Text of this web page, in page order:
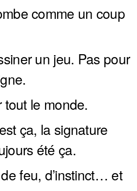
comme un coup
un jeu. Pas pour
tout le monde.
ça, la signature
été ça.
feu, d’instinct… et